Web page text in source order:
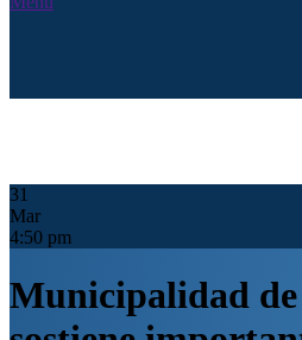
31
Mar
4:50 pm
Municipalidad